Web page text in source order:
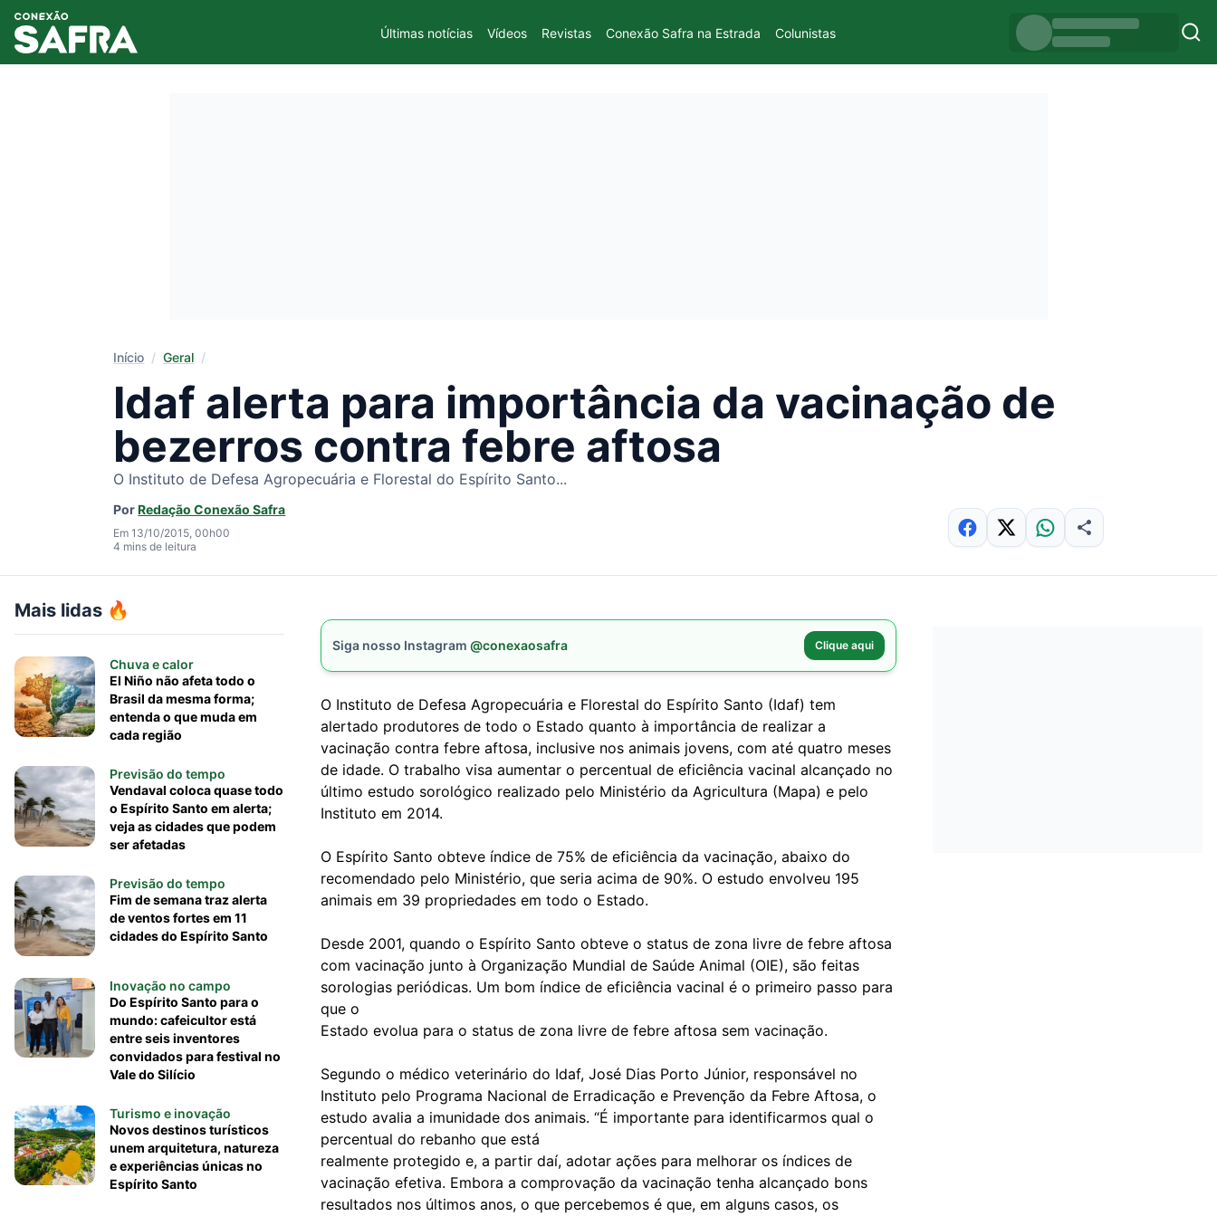
Últimas notícias Vídeos Revistas Conexão Safra na Estrada Colunistas
Início /Geral /
Idaf alerta para importância da vacinação de
bezerros contra febre aftosa
O Instituto de Defesa Agropecuária e Florestal do Espírito Santo...
PorRedação Conexão Safra
Em 13/10/2015, 00h00
4 mins de leitura
Mais lidas 🔥
Chuva e calor
El Niño não afeta todo o
Brasil da mesma forma;
entenda o que muda em
cada região
Previsão do tempo
Vendaval coloca quase todo
o Espírito Santo em alerta;
veja as cidades que podem
ser afetadas
Previsão do tempo
Fim de semana traz alerta
de ventos fortes em 11
cidades do Espírito Santo
Inovação no campo
Do Espírito Santo para o
mundo: cafeicultor está
entre seis inventores
convidados para festival no
Vale do Silício
Turismo e inovação
Novos destinos turísticos
unem arquitetura, natureza
e experiências únicas no
Espírito Santo
Siga nosso Instagram @conexaosafra Clique aqui
O Instituto de Defesa Agropecuária e Florestal do Espírito Santo (Idaf) tem
alertado produtores de todo o Estado quanto à importância de realizar a
vacinação contra febre aftosa, inclusive nos animais jovens, com até quatro meses
de idade. O trabalho visa aumentar o percentual de eficiência vacinal alcançado no
último estudo sorológico realizado pelo Ministério da Agricultura (Mapa) e pelo
Instituto em 2014.
O Espírito Santo obteve índice de 75% de eficiência da vacinação, abaixo do
recomendado pelo Ministério, que seria acima de 90%. O estudo envolveu 195
animais em 39 propriedades em todo o Estado.
Desde 2001, quando o Espírito Santo obteve o status de zona livre de febre aftosa
com vacinação junto à Organização Mundial de Saúde Animal (OIE), são feitas
sorologias periódicas. Um bom índice de eficiência vacinal é o primeiro passo para
que o
Estado evolua para o status de zona livre de febre aftosa sem vacinação.
Segundo o médico veterinário do Idaf, José Dias Porto Júnior, responsável no
Instituto pelo Programa Nacional de Erradicação e Prevenção da Febre Aftosa, o
estudo avalia a imunidade dos animais. “É importante para identificarmos qual o
percentual do rebanho que está
realmente protegido e, a partir daí, adotar ações para melhorar os índices de
vacinação efetiva. Embora a comprovação da vacinação tenha alcançado bons
resultados nos últimos anos, o que percebemos é que, em alguns casos, os